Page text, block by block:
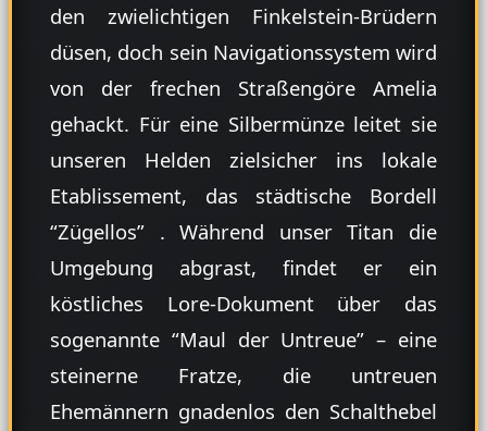
den zwielichtigen Finkelstein-Brüdern
düsen, doch sein Navigationssystem wird
von der frechen Straßengöre Amelia
gehackt. Für eine Silbermünze leitet sie
unseren Helden zielsicher ins lokale
Etablissement, das städtische Bordell
“Zügellos” . Während unser Titan die
Umgebung abgrast, findet er ein
köstliches Lore-Dokument über das
sogenannte “Maul der Untreue” – eine
steinerne Fratze, die untreuen
Ehemännern gnadenlos den Schalthebel